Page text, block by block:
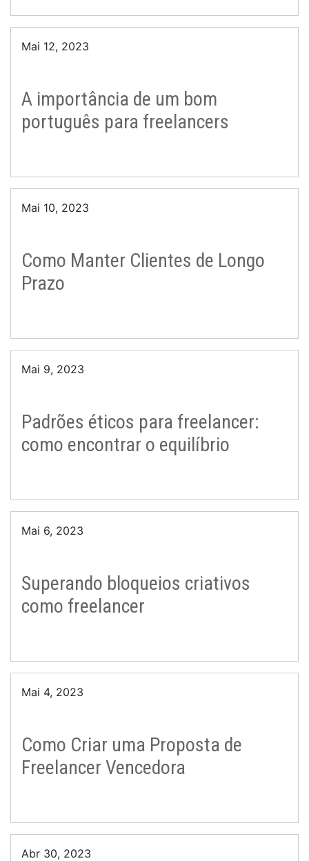
Mai 12, 2023
A importância de um bom
português para freelancers
Mai 10, 2023
Como Manter Clientes de Longo
Prazo
Mai 9, 2023
Padrões éticos para freelancer:
como encontrar o equilíbrio
Mai 6, 2023
Superando bloqueios criativos
como freelancer
Mai 4, 2023
Como Criar uma Proposta de
Freelancer Vencedora
Abr 30, 2023